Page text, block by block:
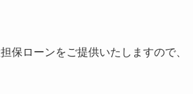
保ローンをご提供いたしますので、